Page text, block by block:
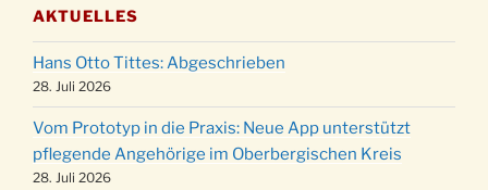
11.12.
Puer-Natus weihnachtliches Brauchtum am
Robert-Gassner-Hof um 17:00 Uhr
19.12.
Kinderbibeltag im Ev. Gemeindehaus von 10-
12 Uhr
20.12.
Weihnachts-Konzert des Honterus Chors in
der Kirche um 17:00 Uhr
AKTUELLES
Hans Otto Tittes: Abgeschrieben
28. Juli 2026
Vom Prototyp in die Praxis: Neue App unterstützt
pflegende Angehörige im Oberbergischen Kreis
28. Juli 2026